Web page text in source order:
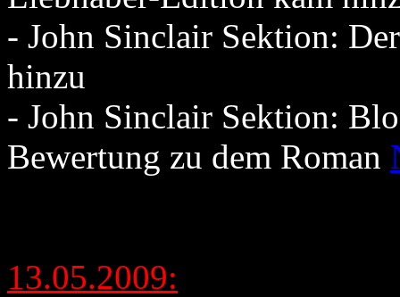
- John Sinclair Sektion:
hinzu
- John Sinclair Sektion:
Bewertung zu dem Roman
13.05.2009: